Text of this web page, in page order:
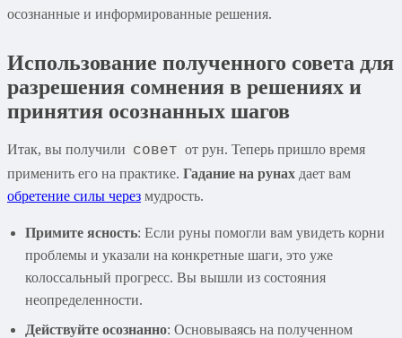
осознанные и информированные решения.
Использование полученного совета для
разрешения сомнения в решениях и
принятия осознанных шагов
Итак, вы получили совет от рун. Теперь пришло время
применить его на практике. Гадание на рунах дает вам
обретение силы через мудрость.
Примите ясность: Если руны помогли вам увидеть корни
проблемы и указали на конкретные шаги, это уже
колоссальный прогресс. Вы вышли из состояния
неопределенности.
Действуйте осознанно: Основываясь на полученном